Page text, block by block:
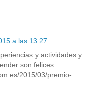
a las 13:27
y actividades y
son felices.
2015/03/premio-